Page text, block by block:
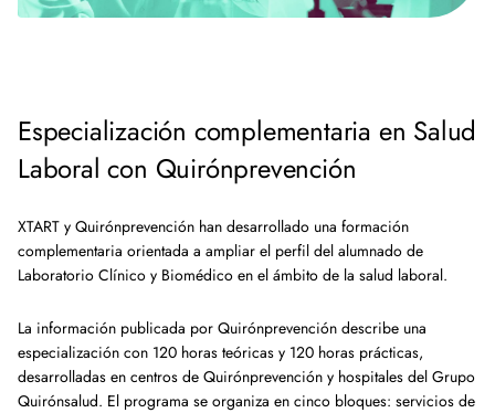
Especialización complementaria en Salud
Laboral con Quirónprevención
XTART y Quirónprevención han desarrollado una formación
complementaria orientada a ampliar el perfil del alumnado de
Laboratorio Clínico y Biomédico en el ámbito de la salud laboral.
La información publicada por Quirónprevención describe una
especialización con 120 horas teóricas y 120 horas prácticas,
desarrolladas en centros de Quirónprevención y hospitales del Grupo
Quirónsalud. El programa se organiza en cinco bloques: servicios de